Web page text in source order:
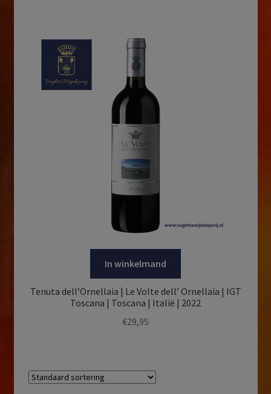
In winkelmand
Tenuta dell’Ornellaia | Le Volte dell’ Ornellaia | IGT
Toscana | Toscana | Italië | 2022
€29,95